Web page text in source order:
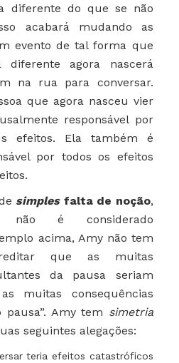
diferente do que se não
acabará mudando as
evento de tal forma que
diferente agora nascerá
na rua para conversar.
que agora nasceu vier
responsável por
efeitos. Ela também é
por todos os efeitos
simplesfalta de noção,
não é considerado
acima, Amy não tem
que as muitas
da pausa seriam
muitas consequências
pausa”. Amy tem simetria
seguintes alegações:
teria efeitos catastróficos